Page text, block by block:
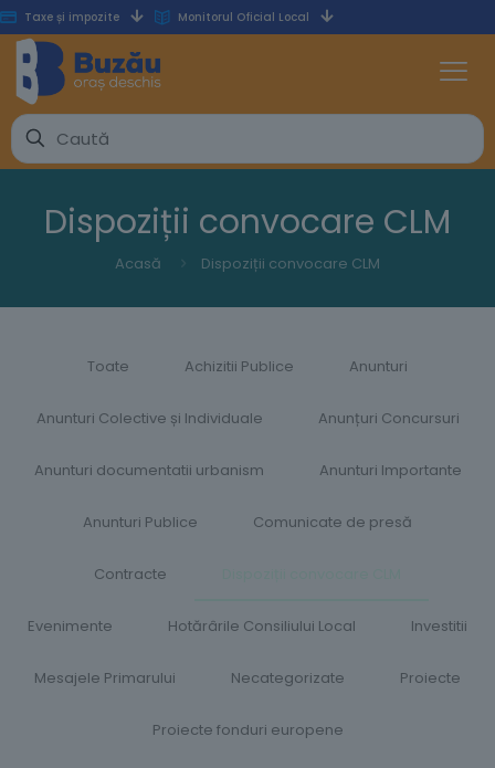
Taxe și impozite Monitorul Oficial Local
Dispoziții convocare CLM
Acasă Dispoziții convocare CLM
Toate Achizitii Publice Anunturi
Anunturi Colective și Individuale Anunțuri Concursuri
Anunturi documentatii urbanism Anunturi Importante
Anunturi Publice Comunicate de presă
Contracte
Evenimente Hotărârile Consiliului Local​ Investitii
Mesajele Primarului Necategorizate Proiecte
Proiecte fonduri europene